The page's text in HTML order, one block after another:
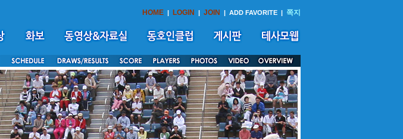
HOME | LOGIN | JOIN | ADD FAVORITE | 쪽지